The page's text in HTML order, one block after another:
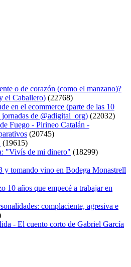
o de corazón (como el manzano)?
el Caballero) (22768)
en el ecommerce (parte de las 10
jornadas de @adigital_org) (22032)
Fuego - Pirineo Catalán -
(20745)
(19615)
"Vivís de mi dinero" (18299)
y tomando vino en Bodega Monastrell
10 años que empecé a trabajar en
complaciente, agresiva e
- El cuento corto de Gabriel García